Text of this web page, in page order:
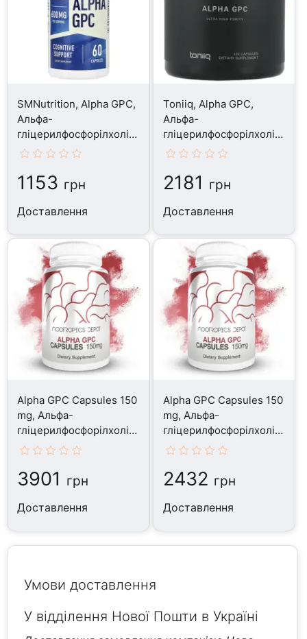
SMNutrition, Alpha GPC,
Альфа-
гліцерилфосфорілхолін,
60 капсул
1153 грн
Доставлення
Toniiq, Alpha GPC,
Альфа-
гліцерилфосфорілхолін,
120 капсул
2181 грн
Доставлення
Alpha GPC Capsules 150
mg, Альфа-
гліцерилфосфорілхолін,
365 капсул
3901 грн
Доставлення
Alpha GPC Capsules 150
mg, Альфа-
гліцерилфосфорілхолін,
180 капсул
2432 грн
Доставлення
Умови доставлення
У відділення Нової Пошти в Україні